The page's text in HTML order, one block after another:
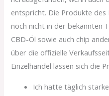
entspricht. Die Produkte
noch nicht in der bekannten
CBD-Öl sowie auch chip
über die offizielle
Einzelhandel lassen sich die
Ich hatte täglich